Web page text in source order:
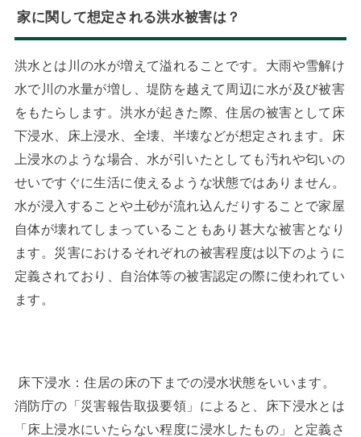
家に関して想定される洪水被害は？
洪水とは川の水が増えて溢れることです。大雨や雪解け
水で川の水量が増し、堤防を越えて周辺に水が及び被害
をもたらします。洪水が起きた際、住居の被害として床
下浸水、床上浸水、全壊、半壊などが想定されます。床
上浸水のような場合、水が引いたとしても汚れや匂いの
せいですぐに生活に使えるような状態ではありません。
水が浸入することや土砂が流れ込んだりすることで家屋
自体が壊れてしまっていることもあり甚大な被害となり
ます。災害におけるそれぞれの被害程度は以下のように
定義されており、自治体等の被害認定の際に使われてい
ます。
床下浸水：住居の床の下までの浸水状態をいいます。
消防庁の「災害報告取扱要領」によると、床下浸水とは
「床上浸水にいたらない程度に浸水したもの」と定義さ